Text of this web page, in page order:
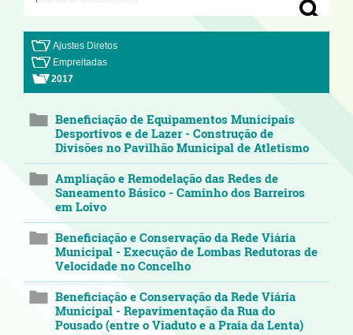
Ajustes Diretos
Empreitadas
2017
Beneficiação de Equipamentos Municipais
Desportivos e de Lazer - Construção de
Divisões no Pavilhão Municipal de Atletismo
Ampliação e Remodelação das Redes de
Saneamento Básico - Caminho dos Barreiros
em Loivo
Beneficiação e Conservação da Rede Viária
Municipal - Execução de Lombas Redutoras de
Velocidade no Concelho
Beneficiação e Conservação da Rede Viária
Municipal - Repavimentação da Rua do
Pousado (entre o Viaduto e a Praia da Lenta)